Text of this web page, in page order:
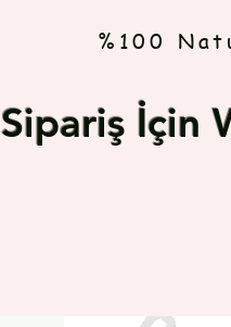
%100
Sipariş İçin